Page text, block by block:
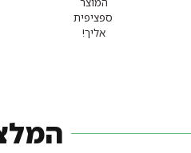
המוצר
ספציפית
אליך!